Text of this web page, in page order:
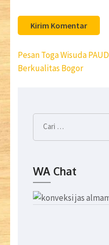
Navigasi
pos
Pesan Toga Wisuda PAUD
Berkualitas Bogor
Cari
untuk:
WA Chat